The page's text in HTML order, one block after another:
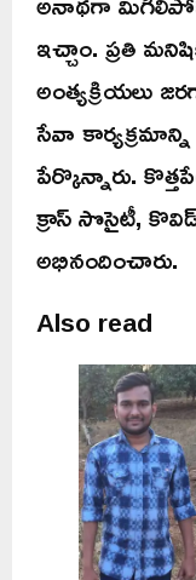
ఇచ్చాం. ప్రతి
అంత్యక్రియలు
సేవా కార్యక్రమాన్ని
పేర్కొన్నారు.
క్రాస్ సొసైటీ, కొవిడ్
అభినందించారు.
Also read